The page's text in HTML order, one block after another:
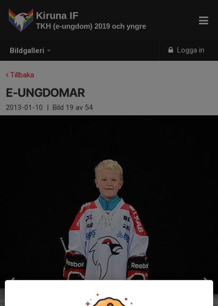
Bildgalleri Logga in
Kiruna IF
TKH (e-ungdom) 2019 och yngre
Tillbaka
E-UNGDOMAR
2013-01-10 | Bild 19 av 54